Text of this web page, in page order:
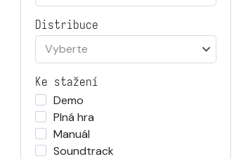
Distribuce
Vyberte
Ke stažení
Demo
Plná hra
Manuál
Soundtrack